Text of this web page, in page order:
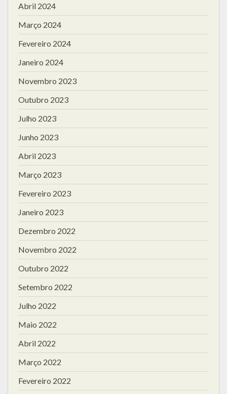
Abril 2024
Março 2024
Fevereiro 2024
Janeiro 2024
Novembro 2023
Outubro 2023
Julho 2023
Junho 2023
Abril 2023
Março 2023
Fevereiro 2023
Janeiro 2023
Dezembro 2022
Novembro 2022
Outubro 2022
Setembro 2022
Julho 2022
Maio 2022
Abril 2022
Março 2022
Fevereiro 2022